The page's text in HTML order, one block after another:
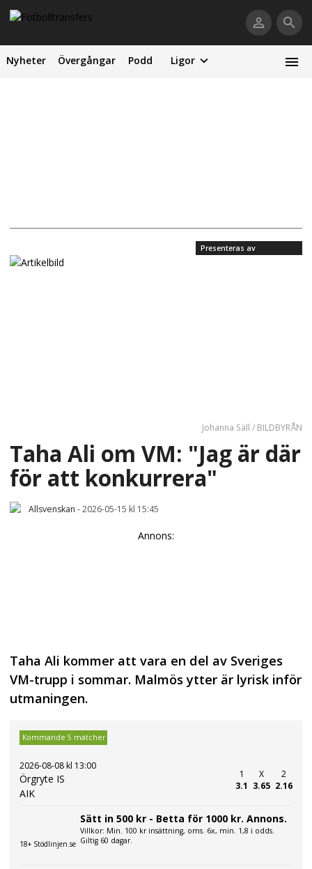
Nyheter Övergångar Podd Ligor
Presenteras av
Johanna Säll / BILDBYRÅN
Taha Ali om VM: "Jag är där
för att konkurrera"
Allsvenskan -2026-05-15 kl 15:45
Annons:
Taha Ali kommer att vara en del av Sveriges
VM-trupp i sommar. Malmös ytter är lyrisk inför
utmaningen.
Kommande 5 matcher
2026-08-08 kl 13:00
Örgryte IS
AIK
1
3.1
X
3.65
2
2.16
18+ Stödlinjen.se
Sätt in 500 kr - Betta för 1000 kr. Annons.
Villkor: Min. 100 kr insättning, oms. 6x, min. 1,8 i odds.
Giltig 60 dagar.